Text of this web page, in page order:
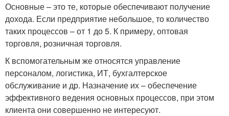
Основные – это те, которые обеспечивают получение
дохода. Если предприятие небольшое, то количество
таких процессов – от 1 до 5. К примеру, оптовая
торговля, розничная торговля.
К вспомогательным же относятся управление
персоналом, логистика, ИТ, бухгалтерское
обслуживание и др. Назначение их – обеспечение
эффективного ведения основных процессов, при этом
клиента они совершенно не интересуют.